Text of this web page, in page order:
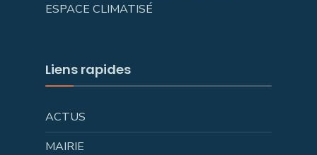
ESPACE CLIMATISÉ
Liens rapides
ACTUS
MAIRIE